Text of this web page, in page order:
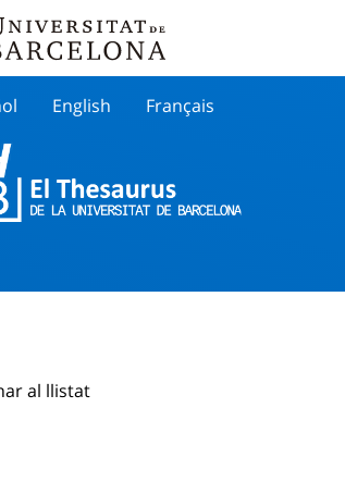
English Français
al llistat